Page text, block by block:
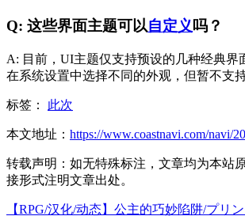
Q: 这些界面主题可以自定义吗？
A: 目前，UI主题仅支持预设的几种经典界
在系统设置中选择不同的外观，但暂不支
标签： 此次
本文地址： https://www.coastnavi.com/navi/
转载声明： 如无特殊标注，文章均为本站
接形式注明文章出处。
【RPG/汉化/动态】公主的巧妙陷阱/プリ